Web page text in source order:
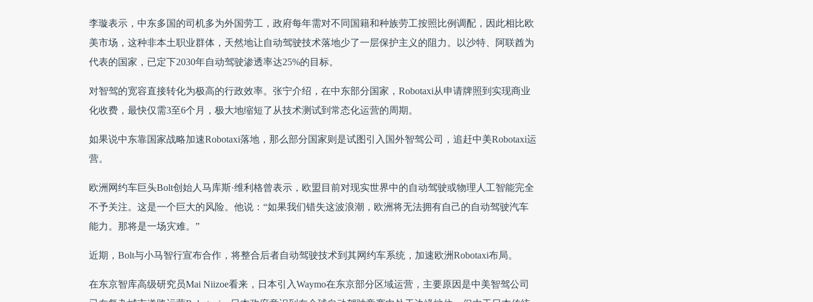
李璇表示，中东多国的司机多为外国劳工，政府每年需对不同国籍和种族劳工按照比例调配，因此相比欧
美市场，这种非本土职业群体，天然地让自动驾驶技术落地少了一层保护主义的阻力。以沙特、阿联酋为
代表的国家，已定下2030年自动驾驶渗透率达25%的目标。
对智驾的宽容直接转化为极高的行政效率。张宁介绍，在中东部分国家，Robotaxi从申请牌照到实现商业
化收费，最快仅需3至6个月，极大地缩短了从技术测试到常态化运营的周期。
如果说中东靠国家战略加速Robotaxi落地，那么部分国家则是试图引入国外智驾公司，追赶中美Robotaxi运
营。
欧洲网约车巨头Bolt创始人马库斯·维利格曾表示，欧盟目前对现实世界中的自动驾驶或物理人工智能完全
不予关注。这是一个巨大的风险。他说：“如果我们错失这波浪潮，欧洲将无法拥有自己的自动驾驶汽车
能力。那将是一场灾难。”
近期，Bolt与小马智行宣布合作，将整合后者自动驾驶技术到其网约车系统，加速欧洲Robotaxi布局。
在东京智库高级研究员Mai Niizoe看来，日本引入Waymo在东京部分区域运营，主要原因是中美智驾公司